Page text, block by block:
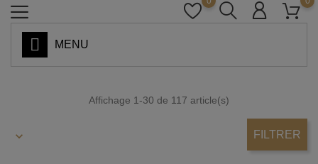
MENU
FILTRER
Affichage 1-30 de 117 article(s)